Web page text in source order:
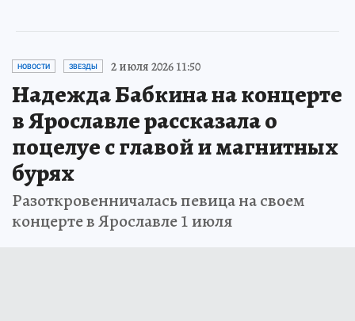
НОВОСТИ ЗВЕЗДЫ 2 июля 2026 11:50
Надежда Бабкина на концерте
в Ярославле рассказала о
поцелуе с главой и магнитных
бурях
Разоткровенничалась певица на своем
концерте в Ярославле 1 июля